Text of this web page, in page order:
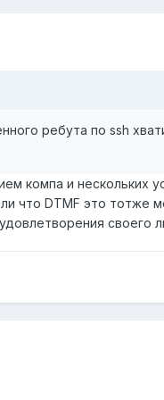
ребута по ssh
компа и нескольких
что DTMF это тотже
своего